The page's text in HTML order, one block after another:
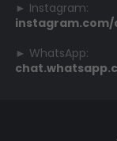
► Instagram:
► WhatsApp: